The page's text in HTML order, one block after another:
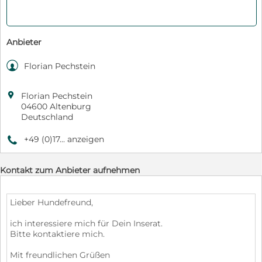
Anbieter
 Florian Pechstein

Florian Pechstein
04600 Altenburg
Deutschland
9 +49 (0)17... anzeigen
Kontakt zum Anbieter aufnehmen